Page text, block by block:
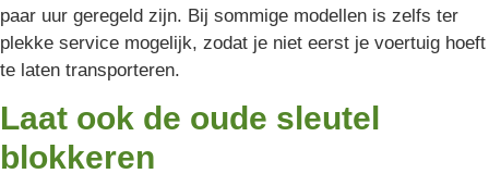
paar uur geregeld zijn. Bij sommige modellen is zelfs ter
plekke service mogelijk, zodat je niet eerst je voertuig hoeft
te laten transporteren.
Laat ook de oude sleutel
blokkeren